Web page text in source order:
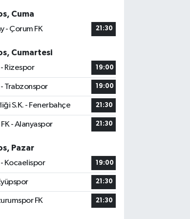
Cuma
- Çorum FK
21:30
Cumartesi
Rizespor
19:00
- Trabzonspor 19:00
S.K. - Fenerbahçe 21:30
- Alanyaspor 21:30
Pazar
- Kocaelispor
19:00
21:30
FK 21:30